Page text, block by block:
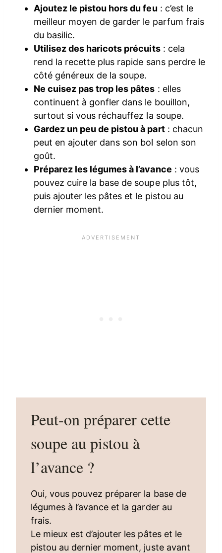
Ajoutez le pistou hors du feu : c’est le
meilleur moyen de garder le parfum frais
du basilic.
Utilisez des haricots précuits: cela
rend la recette plus rapide sans perdre le
côté généreux de la soupe.
Ne cuisez pas trop les pâtes : elles
continuent à gonfler dans le bouillon,
surtout si vous réchauffez la soupe.
Gardez un peu de pistou à part: chacun
peut en ajouter dans son bol selon son
goût.
Préparez les légumes à l’avance : vous
pouvez cuire la base de soupe plus tôt,
puis ajouter les pâtes et le pistou au
dernier moment.
Peut-on préparer cette
soupe au pistou à
l’avance ?
Oui, vous pouvez préparer la base de
légumes à l’avance et la garder au
frais.
Le mieux est d’ajouter les pâtes et le
pistou au dernier moment, juste avant